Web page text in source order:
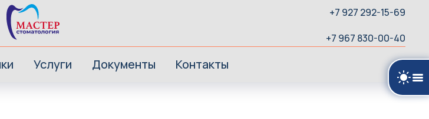
+7 927 292-15-69
+7 967 830-00-40
Услуги Документы Контакты